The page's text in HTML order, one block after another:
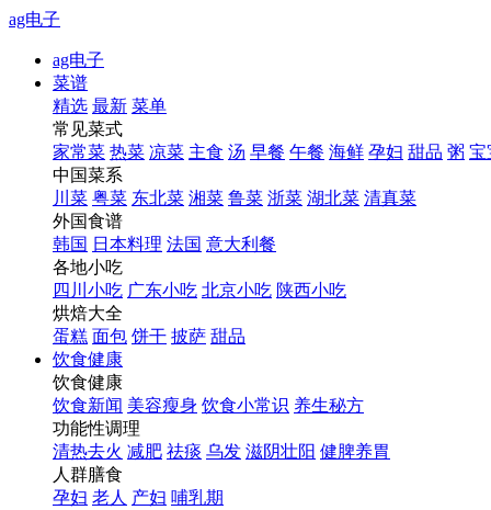
ag电子
ag电子
菜谱
精选 最新 菜单
常见菜式
家常菜 热菜 凉菜 主食 汤 早餐 午餐 海鲜 孕妇 甜品 粥 宝
中国菜系
川菜 粤菜 东北菜 湘菜 鲁菜 浙菜 湖北菜 清真菜
外国食谱
韩国 日本料理 法国 意大利餐
各地小吃
四川小吃 广东小吃 北京小吃 陕西小吃
烘焙大全
蛋糕 面包 饼干 披萨 甜品
饮食健康
饮食健康
饮食新闻 美容瘦身 饮食小常识 养生秘方
功能性调理
清热去火 减肥 祛痰 乌发 滋阴壮阳 健脾养胃
人群膳食
孕妇 老人 产妇 哺乳期